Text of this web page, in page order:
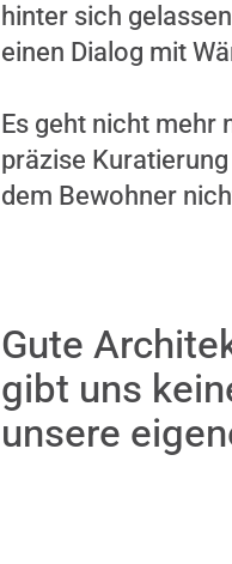
hinter sich
einen Dialog mit
Es geht nicht mehr
präzise
dem Bewohner
Gute
gibt uns
unsere